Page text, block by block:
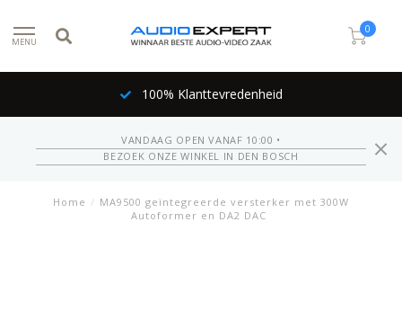
MENU
0
100% Klanttevredenheid
VANDAAG OPEN VANAF 10:00 •
BEZOEK ONZE WINKEL IN DEN BOSCH
Home / MA9500 geïntegreerde versterker met 300W
Autoformer en DA2 DAC